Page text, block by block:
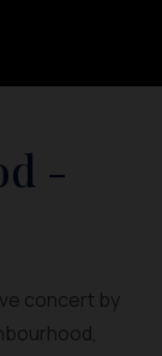
-
concert by